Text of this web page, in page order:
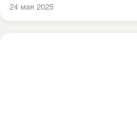
24 мая 2025